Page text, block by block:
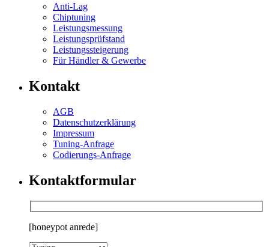
Anti-Lag
Chiptuning
Leistungsmessung
Leistungsprüfstand
Leistungssteigerung
Für Händler & Gewerbe
Kontakt
AGB
Datenschutzerklärung
Impressum
Tuning-Anfrage
Codierungs-Anfrage
Kontaktformular
[honeypot anrede]